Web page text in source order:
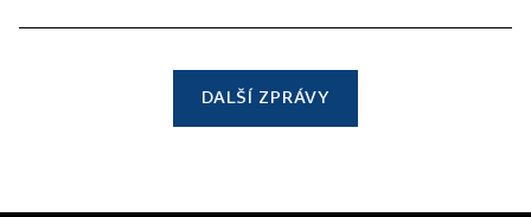
DALŠÍ ZPRÁVY